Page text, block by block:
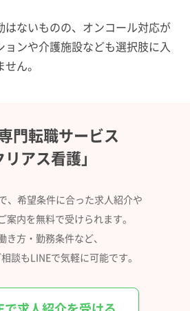
はないものの、オンコール対応が
ョンや介護施設なども選択肢に入
ん。
門転職サービス
リアス看護」
、希望条件に合った求人紹介や
案内を無料で受けられます。
き方・勤務条件など、
談もLINEで気軽に可能です。